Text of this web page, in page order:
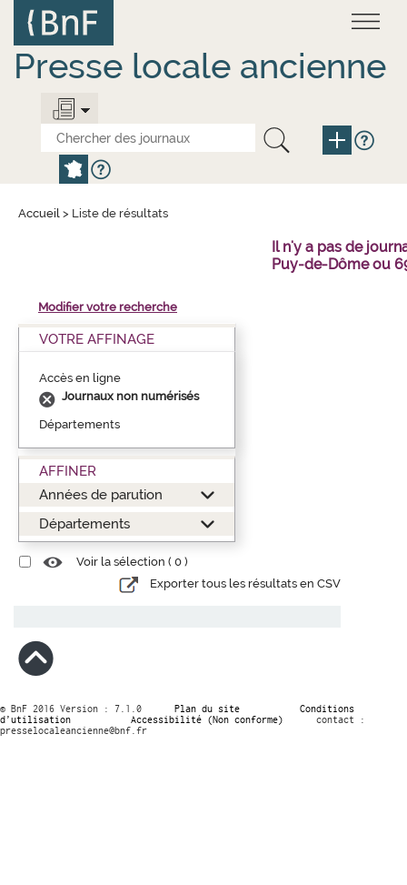
contenu
principal
Presse locale ancienne
Accueil > Liste de résultats
Il n'y a pas de
Puy-de-Dôme ou
Modifier votre recherche
VOTRE AFFINAGE
Accès en ligne
Journaux non numérisés
Départements
AFFINER
Années de parution
Départements
Voir la sélection ( 0 )
Exporter tous les résultats en CSV
© BnF 2016 Version : 7.1.0 Plan du site
Conditions
d’utilisation
Accessibilité (Non conforme)
contact :
presselocaleancienne@bnf.fr
Panneau de gestion des cookies